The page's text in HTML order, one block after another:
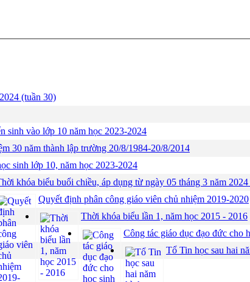
(tuần 30)
sinh vào lớp 10 năm học 2023-2024
30 năm thành lập trường 20/8/1984-20/8/2014
sinh lớp 10, năm học 2023-2024
khóa biểu buổi chiều, áp dụng từ ngày 05 tháng 3 năm
Quyết định phân công giáo viên chủ nhiệm 2019-2020
Thời khóa biểu lần 1, năm học 2015 - 2016
Công tác giáo dục đạo đức cho
Tổ Tin học sau hai